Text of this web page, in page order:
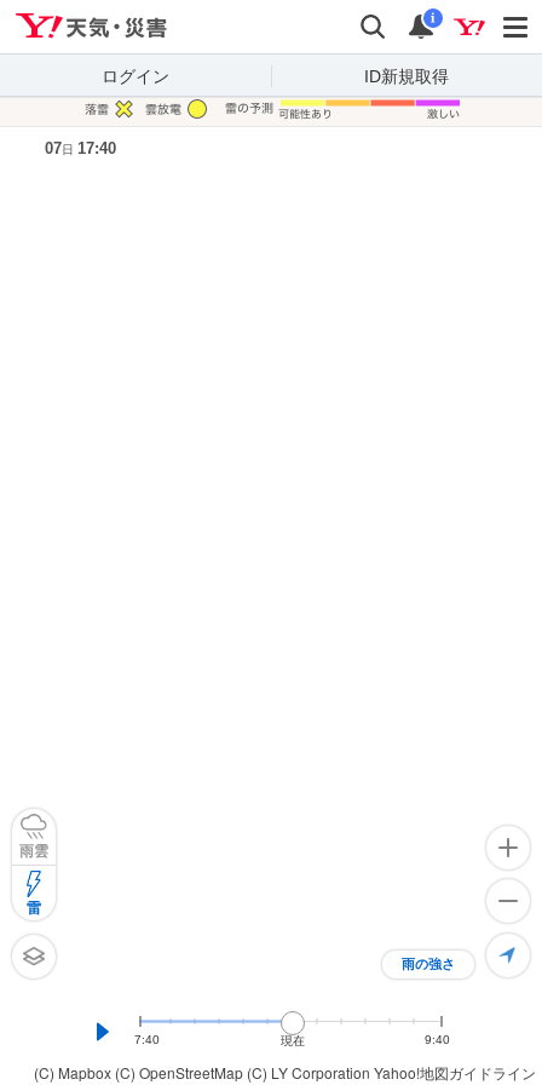
検索 通知
i
ログイン ID新規取得
(C) Mapbox (C) OpenStreetMap (C) LY Corporation Yahoo!地図ガイドライン
雨の強さ
雨雲
雷
7:40 現在 9:40
07日 17:40